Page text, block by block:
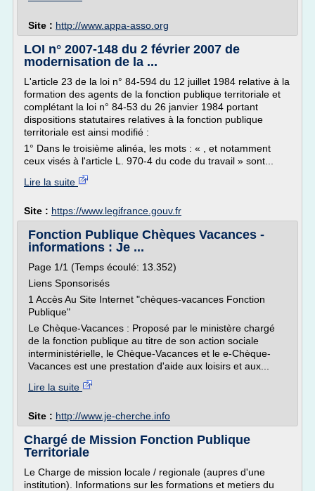
Site : http://www.appa-asso.org
LOI n° 2007-148 du 2 février 2007 de
modernisation de la ...
L'article 23 de la loi n° 84-594 du 12 juillet 1984 relative à la
formation des agents de la fonction publique territoriale et
complétant la loi n° 84-53 du 26 janvier 1984 portant
dispositions statutaires relatives à la fonction publique
territoriale est ainsi modifié :
1° Dans le troisième alinéa, les mots : « , et notamment
ceux visés à l'article L. 970-4 du code du travail » sont...
Lire la suite
Site : https://www.legifrance.gouv.fr
Fonction Publique Chèques Vacances -
informations : Je ...
Page 1/1 (Temps écoulé: 13.352)
Liens Sponsorisés
1 Accès Au Site Internet "chèques-vacances Fonction
Publique"
Le Chèque-Vacances : Proposé par le ministère chargé
de la fonction publique au titre de son action sociale
interministérielle, le Chèque-Vacances et le e-Chèque-
Vacances est une prestation d'aide aux loisirs et aux...
Lire la suite
Site : http://www.je-cherche.info
Chargé de Mission Fonction Publique
Territoriale
Le Charge de mission locale / regionale (aupres d'une
institution). Informations sur les formations et metiers du